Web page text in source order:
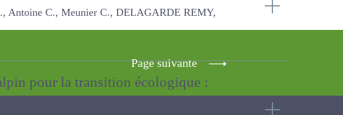
Meunier C., DELAGARDE REMY, MICHAUD Audrey
alpin pour la transition écologique :
Page suivante